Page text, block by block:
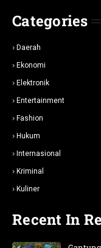
Categories
Daerah
Ekonomi
Elektronik
Entertainment
Fashion
Hukum
Internasional
Kriminal
Kuliner
Recent In